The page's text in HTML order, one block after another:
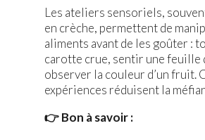
Les ateliers sensoriels,
en crèche, permettent de
aliments avant de les goûter :
carotte crue, sentir une feuille
observer la couleur d’un fruit.
expériences réduisent la
👉 Bon à savoir :